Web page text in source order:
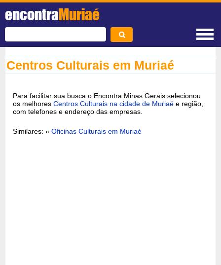
encontraMuriaé
Centros Culturais em Muriaé
Para facilitar sua busca o Encontra Minas Gerais selecionou
os melhoresCentros Culturais na cidade de Muriaé e região,
com telefones e endereço das empresas.
Similares: »Oficinas Culturais em Muriaé